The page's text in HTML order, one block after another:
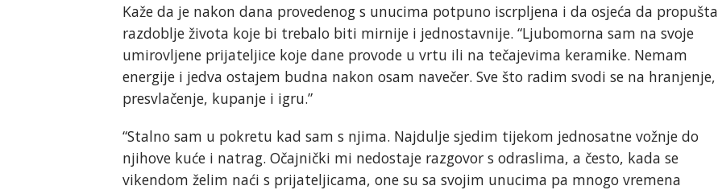
Kaže da je nakon dana provedenog s unucima potpuno iscrpljena i da osjeća da propušta
razdoblje života koje bi trebalo biti mirnije i jednostavnije. “Ljubomorna sam na svoje
umirovljene prijateljice koje dane provode u vrtu ili na tečajevima keramike. Nemam
energije i jedva ostajem budna nakon osam navečer. Sve što radim svodi se na hranjenje,
presvlačenje, kupanje i igru.”
“Stalno sam u pokretu kad sam s njima. Najdulje sjedim tijekom jednosatne vožnje do
njihove kuće i natrag. Očajnički mi nedostaje razgovor s odraslima, a često, kada se
vikendom želim naći s prijateljicama, one su sa svojim unucima pa mnogo vremena